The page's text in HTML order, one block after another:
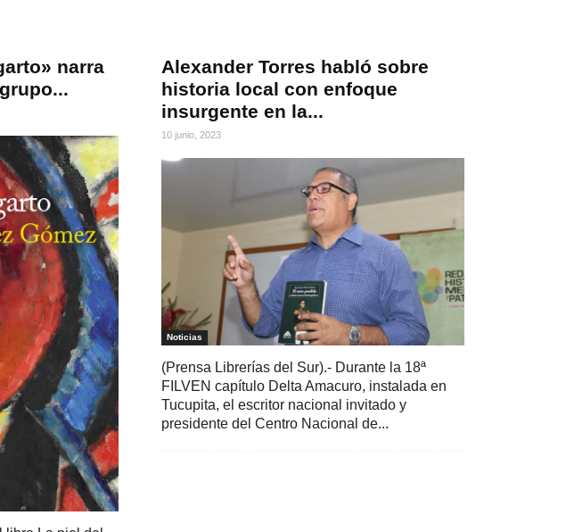
narra
Alexander Torres habló sobre
historia local con enfoque
insurgente en la...
10 junio, 2023
Noticias
(Prensa Librerías del Sur).- Durante la 18ª
FILVEN capítulo Delta Amacuro, instalada en
Tucupita, el escritor nacional invitado y
presidente del Centro Nacional de...